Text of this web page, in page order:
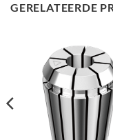
GERELATEERDE